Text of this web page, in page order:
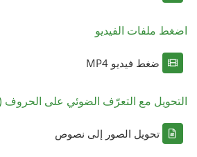
اضغط ملفات الفيديو
ضغط فيديو MP4
التحويل مع التعرّف الضوئي على الحروف (OCR)
تحويل الصور إلى نصوص